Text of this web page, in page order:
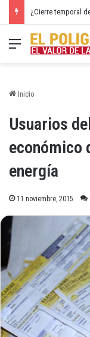
Menú
Inicio
Usuarios
económico
energía
11 noviembre, 2015